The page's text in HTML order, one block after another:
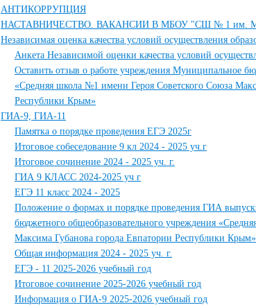
АНТИКОРРУПЦИЯ
НАСТАВНИЧЕСТВО. ВАКАНСИИ В МБОУ "СШ № 1 им. М.
Независимая оценка качества условий осуществления
Анкета Независимой оценки качества условий
Оставить отзыв о работе учреждения Муниципальное
«Средняя школа №1 имени Героя Советского Союза
Республики Крым»
ГИА-9, ГИА-11
Памятка о порядке проведения ЕГЭ 2025г
Итоговое собеседование 9 кл 2024 - 2025 уч.г
Итоговое сочинение 2024 - 2025 уч. г.
ГИА 9 КЛАСС 2024-2025 уч г
ЕГЭ 11 класс 2024 - 2025
Положение о формах и порядке проведения ГИА
бюджетного общеобразовательного учреждения
Максима Губанова города Евпатории Республики Крым»
Общая информация 2024 - 2025 уч. г.
ЕГЭ - 11 2025-2026 учебный год
Итоговое сочинение 2025-2026 учебный год
Информация о ГИА-9 2025-2026 учебный год